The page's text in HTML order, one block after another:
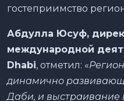
гостеприимство
Абдулла Юсуф,
международной
Dhabi, отметил: «
динамично
Даби, и выстраивание